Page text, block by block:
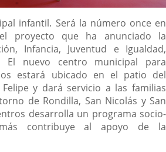
infantil. Será la número once en
proyecto que ha anunciado la
Infancia, Juventud e Igualdad,
El nuevo centro municipal para
estará ubicado en el patio del
y dará servicio a las familias
de Rondilla, San Nicolás y San
desarrolla un programa socio-
contribuye al apoyo de la